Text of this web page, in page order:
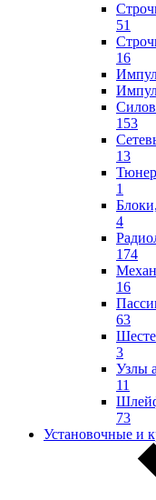
51
16
153
13
1
4
174
16
63
3
Узлы
11
73
Установочные и